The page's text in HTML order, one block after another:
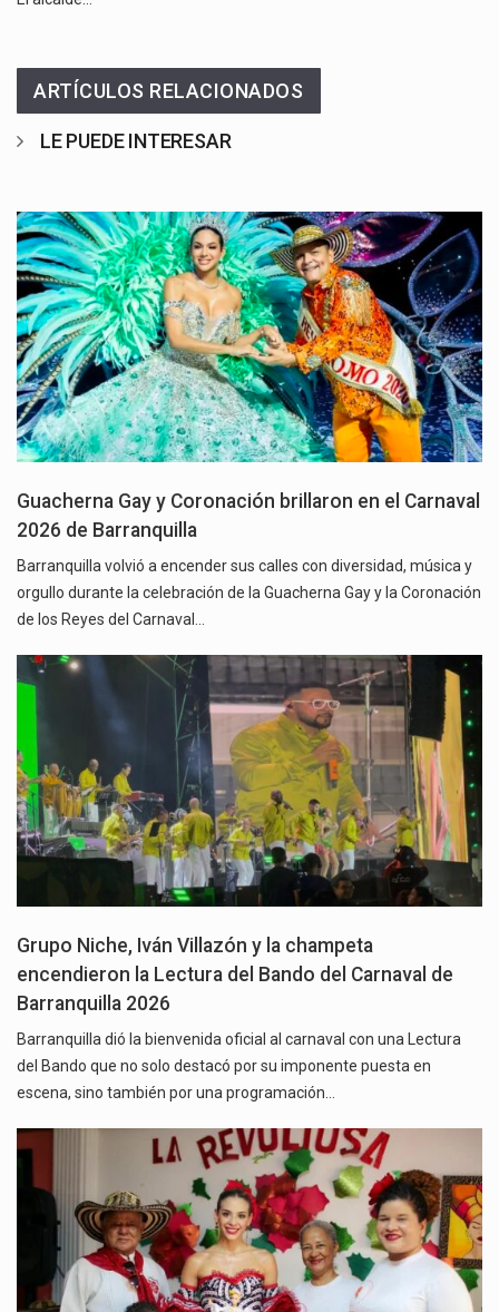
ARTÍCULOS RELACIONADOS
LE PUEDE INTERESAR
Guacherna Gay y Coronación brillaron en el Carnaval
2026 de Barranquilla
Barranquilla volvió a encender sus calles con diversidad, música y
orgullo durante la celebración de la Guacherna Gay y la Coronación
de los Reyes del Carnaval…
Grupo Niche, Iván Villazón y la champeta
encendieron la Lectura del Bando del Carnaval de
Barranquilla 2026
Barranquilla dió la bienvenida oficial al carnaval con una Lectura
del Bando que no solo destacó por su imponente puesta en
escena, sino también por una programación…